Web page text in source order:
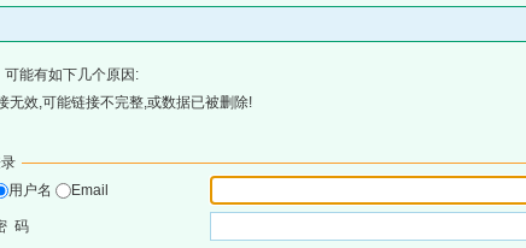
能有如下几个原因:
无效,可能链接不完整,或数据已被删除!
用户名
Email
码